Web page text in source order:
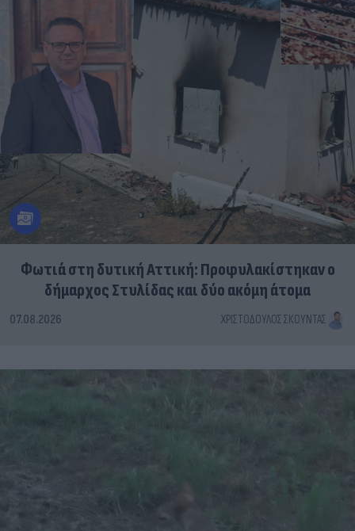
Φωτιά στη δυτική Αττική: Προφυλακίστηκαν ο
δήμαρχος Στυλίδας και δύο ακόμη άτομα
07.08.2026 ΧΡΙΣΤΌΔΟΥΛΟΣ ΣΚΟΎΝΤΑΣ